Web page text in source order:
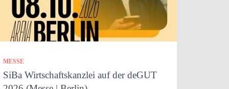
MESSE
SiBa Wirtschaftskanzlei auf der deGUT